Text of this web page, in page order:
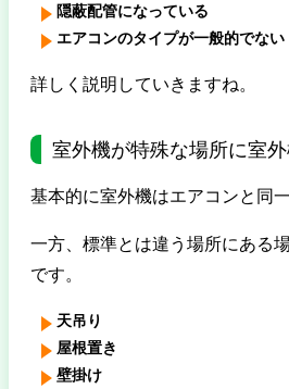
隠蔽配管になっている
エアコンのタイプが一般的でない
詳しく説明していきますね。
室外機が特殊な場所に室
基本的に室外機はエアコンと同
一方、標準とは違う場所にある
です。
天吊り
屋根置き
壁掛け